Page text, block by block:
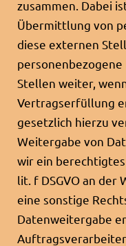
zusammen. Dabei
Übermittlung von
diese externen
Stellen weiter,
Vertragserfüllung
gesetzlich hierzu
Weitergabe von
wir ein berechtigtes
lit. f DSGVO an der
eine sonstige
Datenweitergabe